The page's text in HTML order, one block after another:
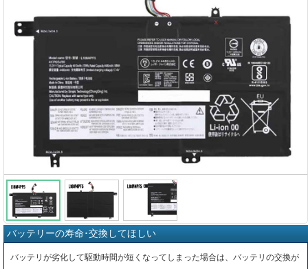
バッテリーの寿命･交換してほしい
バッテリが劣化して駆動時間が短くなってしまった場合は、バッテリの交換が